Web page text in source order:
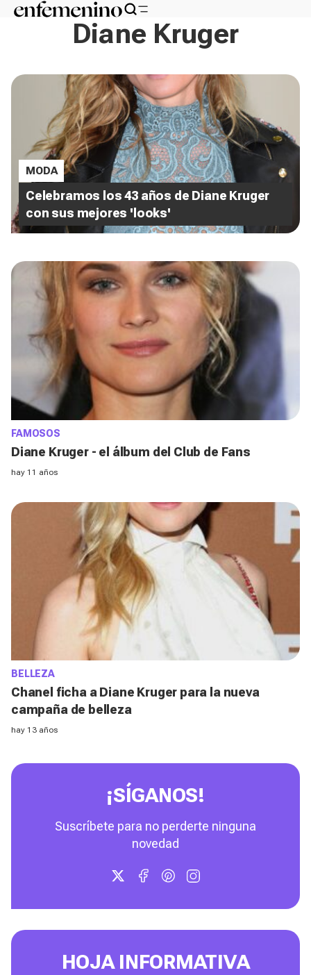
Diane Kruger
MODA
Celebramos los 43 años de Diane Kruger
con sus mejores 'looks'
FAMOSOS
Diane Kruger - el álbum del Club de Fans
hay 11 años
BELLEZA
Chanel ficha a Diane Kruger para la nueva
campaña de belleza
hay 13 años
¡SÍGANOS!
Suscríbete para no perderte ninguna
novedad
HOJA INFORMATIVA